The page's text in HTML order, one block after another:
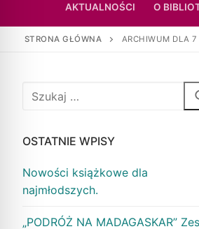
AKTUALNOŚCI O
STRONA GŁÓWNA ARCHIWUM DLA
OSTATNIE WPISY
Nowości książkowe dla
najmłodszych.
„PODRÓŻ NA MADAGASKAR”